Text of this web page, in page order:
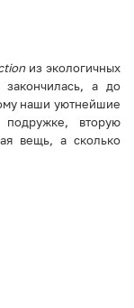
из экологичных
закончилась, а до
наши уютнейшие
вторую
вещь, а сколько